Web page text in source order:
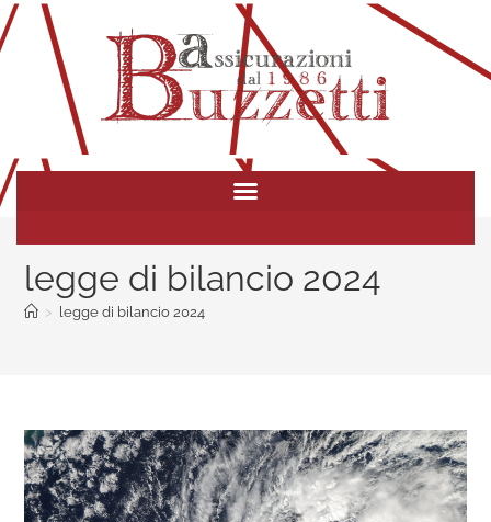
legge di bilancio 2024
> legge di bilancio 2024